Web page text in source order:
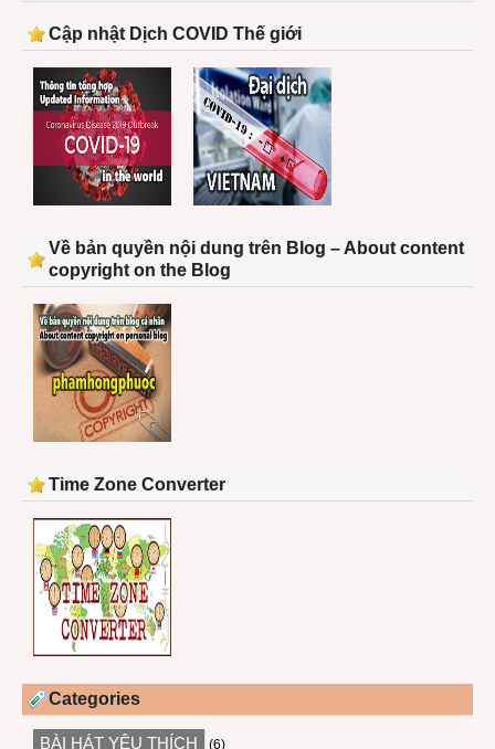
Cập nhật Dịch COVID Thế giới
Về bản quyền nội dung trên Blog – About content
copyright on the Blog
Time Zone Converter
Categories
BÀI HÁT YÊU THÍCH (6)